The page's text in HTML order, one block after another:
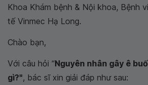
Khoa Khám bệnh & Nội khoa, Bệnh
tế Vinmec Hạ Long.
Chào bạn,
Với câu hỏi “Nguyên nhân gây ê
gì?", bác sĩ xin giải đáp như sau: